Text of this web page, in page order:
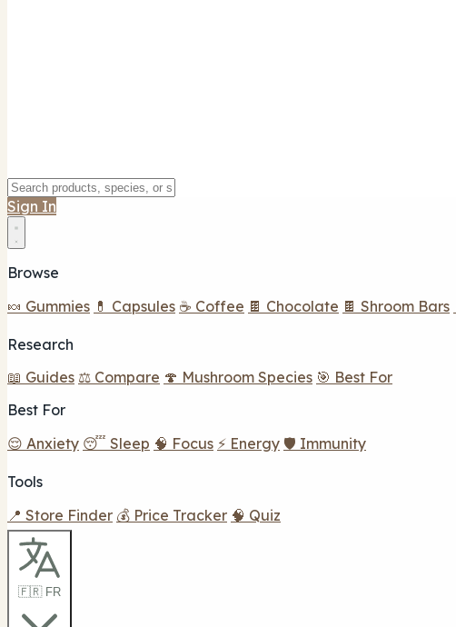
Sign In
Browse
🍬 Gummies 💊 Capsules ☕ Coffee 🍫 Chocolate 🍫 Shroom Bars
Research
📖 Guides ⚖️ Compare 🍄 Mushroom Species 🎯 Best For
Best For
😌 Anxiety 😴 Sleep 🧠 Focus ⚡ Energy 🛡️ Immunity
Tools
📍 Store Finder 💰 Price Tracker 🧠 Quiz
🇫🇷 FR